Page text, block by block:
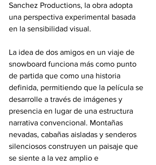
Sanchez Productions, la obra adopta
una perspectiva experimental basada
en la sensibilidad visual.
La idea de dos amigos en un viaje de
snowboard funciona más como punto
de partida que como una historia
definida, permitiendo que la película se
desarrolle a través de imágenes y
presencia en lugar de una estructura
narrativa convencional. Montañas
nevadas, cabañas aisladas y senderos
silenciosos construyen un paisaje que
se siente a la vez amplio e